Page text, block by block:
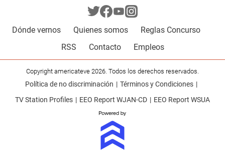
Dónde vernos Quienes somos
Reglas Concurso
RSS
Contacto Empleos
Copyright americateve 2026. Todos los derechos reservados.
Política de no discriminación
Términos y Condiciones
TV Station Profiles
EEO Report WJAN-CD EEO Report WSUA